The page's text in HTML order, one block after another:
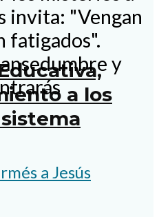
a los
invita: "Vengan
fatigados".
y